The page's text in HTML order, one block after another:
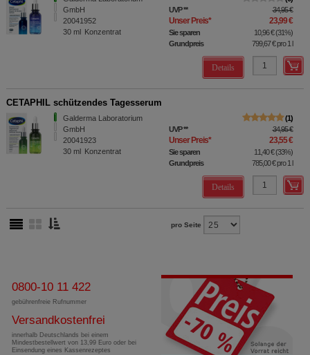
GmbH
20041952
30 ml Konzentrat
UVP** 34,95 €
Unser Preis* 23,99 €
Sie sparen 10,96 €(31%)
Grundpreis
799,67 €pro 1 l
Details
CETAPHIL schützendes Tagesserum
Galderma Laboratorium
GmbH
20041923
30 ml Konzentrat
1
UVP** 34,95 €
Unser Preis* 23,55 €
Sie sparen 11,40 €(33%)
Grundpreis
785,00 €pro 1 l
Details
pro Seite
0800-10 11 422
gebührenfreie Rufnummer
Versandkostenfrei
innerhalb Deutschlands bei einem
Mindestbestellwert von 13,99 Euro oder bei
Einsendung eines Kassenrezeptes